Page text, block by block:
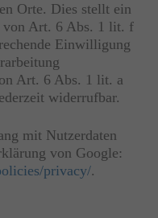
Orte. Dies stellt ein
von Art. 6 Abs. 1 lit. f
Einwilligung
Art. 6 Abs. 1 lit. a
widerrufbar.
mit Nutzerdaten
von Google:
privacy/.